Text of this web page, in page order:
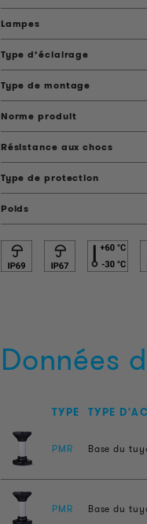
Lampes
Type d’éclairage
Type de montage
Norme produit
Résistance aux chocs
Type de protection
Poids
Données
TYPE TYPE
PMR Base du
PMR Base du